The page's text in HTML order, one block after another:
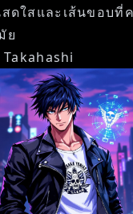
ดใสและเส้นขอบที่
ย